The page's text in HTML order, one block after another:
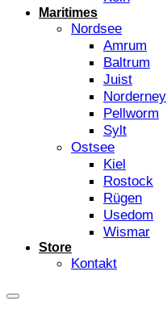
Maritimes
Nordsee
Amrum
Baltrum
Juist
Norderney
Pellworm
Sylt
Ostsee
Kiel
Rostock
Rügen
Usedom
Wismar
Store
Kontakt